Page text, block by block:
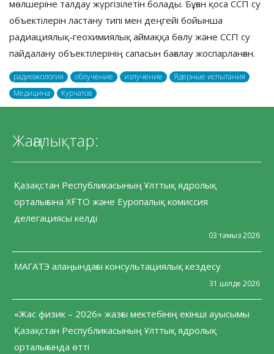
мөлшеріне талдау жүргізілетін болады. Бұған қоса ССП су
объектілерін ластану типі мен деңгейі бойынша
радиациялық-геохимиялық аймаққа бөлу және ССП су
пайдалану объектілерінің сапасын бағалау жоспарланған.
радиоэкология облучение излучение
Ядерные испытания
Медицина
Курчатов
Жаңалықтар:
Қазақстан Республикасының Ұлттық ядролық
орталығына ХҒТО және Еуропалық комиссия
делегациясы келді
03 тамыз 2026
МАГАТЭ алаңындағы консультациялық кездесу
31 шілде 2026
«Жас физик – 2026» жазғы мектебінің екінші ауысымы
Қазақстан Республикасының Ұлттық ядролық
орталығында өтті